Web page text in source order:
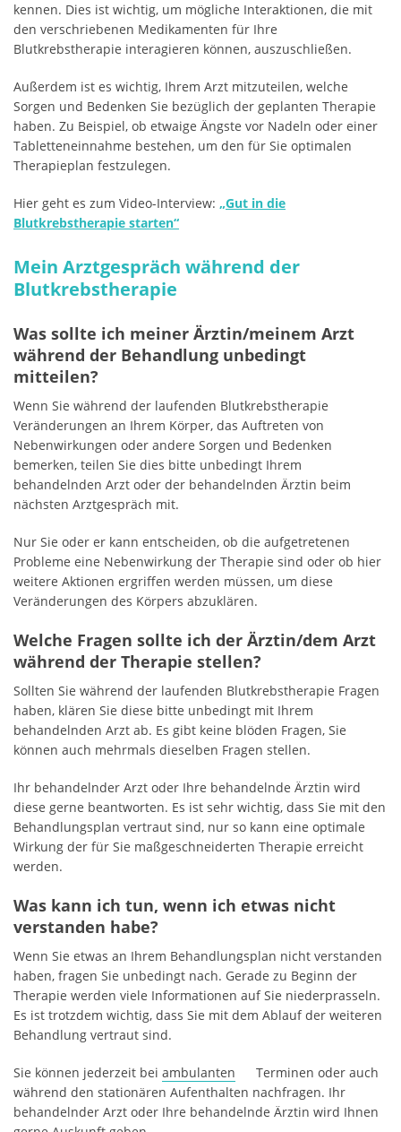
kennen. Dies ist wichtig, um mögliche Interaktionen, die mit
den verschriebenen Medikamenten für Ihre
Blutkrebstherapie interagieren können, auszuschließen.
Außerdem ist es wichtig, Ihrem Arzt mitzuteilen, welche
Sorgen und Bedenken Sie bezüglich der geplanten Therapie
haben. Zu Beispiel, ob etwaige Ängste vor Nadeln oder einer
Tabletteneinnahme bestehen, um den für Sie optimalen
Therapieplan festzulegen.
Hier geht es zum Video-Interview: „Gut in die
Blutkrebstherapie starten“
Mein Arztgespräch während der
Blutkrebstherapie
Was sollte ich meiner Ärztin/meinem Arzt
während der Behandlung unbedingt
mitteilen?
Wenn Sie während der laufenden Blutkrebstherapie
Veränderungen an Ihrem Körper, das Auftreten von
Nebenwirkungen oder andere Sorgen und Bedenken
bemerken, teilen Sie dies bitte unbedingt Ihrem
behandelnden Arzt oder der behandelnden Ärztin beim
nächsten Arztgespräch mit.
Nur Sie oder er kann entscheiden, ob die aufgetretenen
Probleme eine Nebenwirkung der Therapie sind oder ob hier
weitere Aktionen ergriffen werden müssen, um diese
Veränderungen des Körpers abzuklären.
Welche Fragen sollte ich der Ärztin/dem Arzt
während der Therapie stellen?
Sollten Sie während der laufenden Blutkrebstherapie Fragen
haben, klären Sie diese bitte unbedingt mit Ihrem
behandelnden Arzt ab. Es gibt keine blöden Fragen, Sie
können auch mehrmals dieselben Fragen stellen.
Ihr behandelnder Arzt oder Ihre behandelnde Ärztin wird
diese gerne beantworten. Es ist sehr wichtig, dass Sie mit den
Behandlungsplan vertraut sind, nur so kann eine optimale
Wirkung der für Sie maßgeschneiderten Therapie erreicht
werden.
Was kann ich tun, wenn ich etwas nicht
verstanden habe?
Wenn Sie etwas an Ihrem Behandlungsplan nicht verstanden
haben, fragen Sie unbedingt nach. Gerade zu Beginn der
Therapie werden viele Informationen auf Sie niederprasseln.
Es ist trotzdem wichtig, dass Sie mit dem Ablauf der weiteren
Behandlung vertraut sind.
Sie können jederzeit bei ambulanten
Terminen oder auch
während den stationären Aufenthalten nachfragen. Ihr
behandelnder Arzt oder Ihre behandelnde Ärztin wird Ihnen